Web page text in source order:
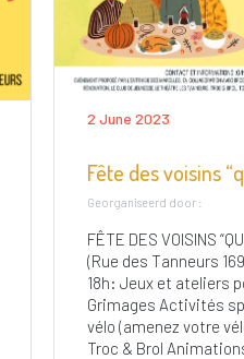
2 June 2023
Fête des voisins
Georganiseerd door :
FÊTE DES VOISINS
(Rue des Tanneurs
18h: Jeux et ateliers
Grimages Activités
vélo (amenez votre
Troc & Brol